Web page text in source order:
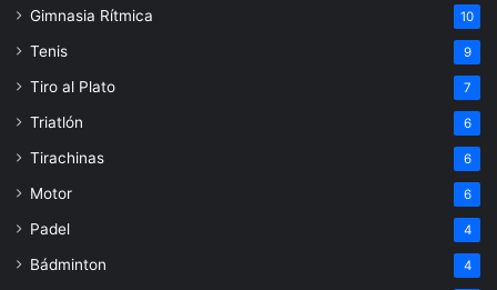
Gimnasia Rítmica 10
Tenis 9
Tiro al Plato 7
Triatlón 6
Tirachinas 6
Motor 6
Padel 4
Bádminton 4